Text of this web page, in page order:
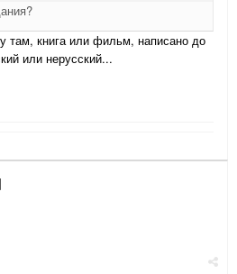
там, книга или фильм, написано до
или нерусский...